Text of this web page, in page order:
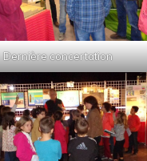
Dernière concertation